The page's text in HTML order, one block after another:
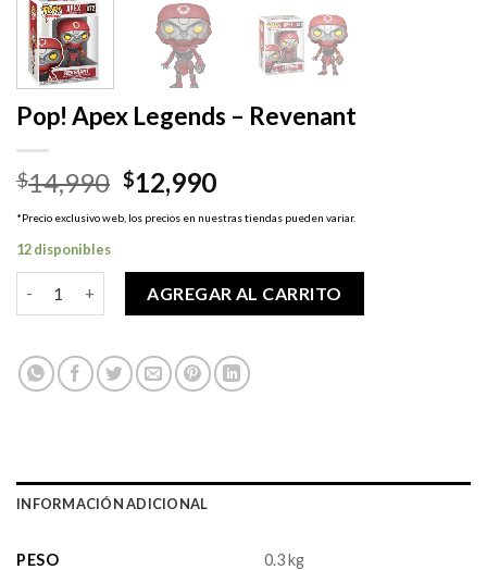
Pop! Apex Legends – Revenant
$14,990 El
precio
original
$14,990.
$12,990El
precio
actual
$12,990.
*Precio exclusivo web, los precios en nuestras tiendas pueden variar.
12 disponibles
AGREGAR AL CARRITO
INFORMACIÓN ADICIONAL
PESO
0.3 kg